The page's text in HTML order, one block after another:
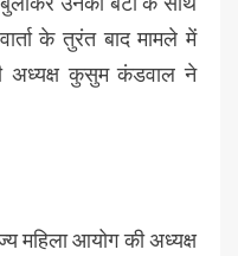
के तुरंत बाद मामले में
अध्यक्ष कुसुम कंडवाल ने
महिला आयोग की अध्यक्ष